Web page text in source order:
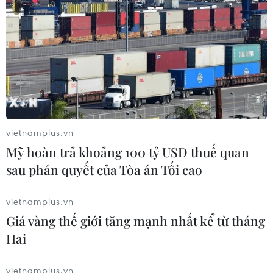
Bộ trưởng Quốc phòng Ấn Độ Nirmala Sitharaman. (Ảnh:
AFP/TTXVN)
Bộ trưởng Quốc phòng Ấn Độ Nirmala
Sitharaman ngày 11/11 kêu gọi đối thoại giữa
vietnamplus.vn
Mỹ hoàn trả khoảng 100 tỷ USD thuế quan
sau phán quyết của Tòa án Tối cao
vietnamplus.vn
Giá vàng thế giới tăng mạnh nhất kể từ tháng
Hai
vietnamplus.vn